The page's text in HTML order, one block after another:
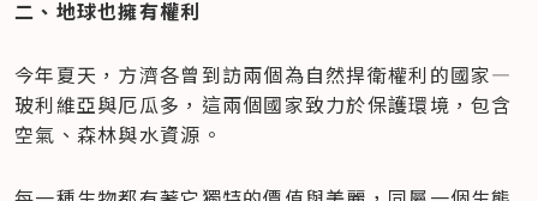
二、地球也擁有權利
今年夏天，方濟各曾到訪兩個為自然捍衛權利的國家—
玻利維亞與厄瓜多，這兩個國家致力於保護環境，包含
空氣、森林與水資源。